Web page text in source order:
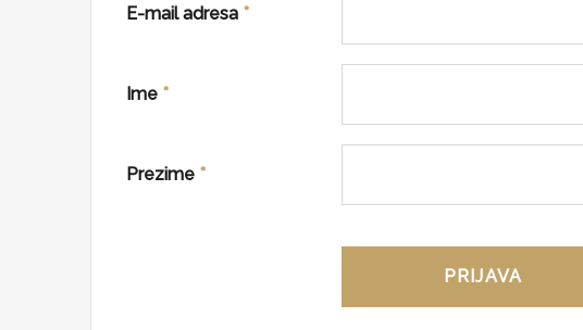
E-mail adresa *
Ime *
Prezime *